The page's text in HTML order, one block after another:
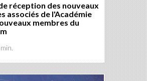
réception des nouveaux
associés de l'Académie
membres du